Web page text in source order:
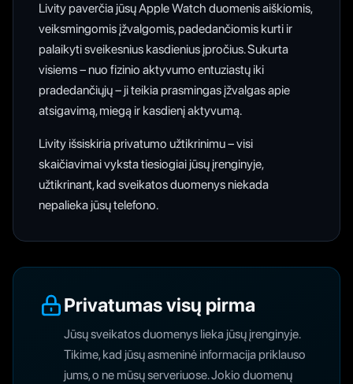
Livity paverčia jūsų Apple Watch duomenis aiškiomis,
veiksmingomis įžvalgomis, padedančiomis kurti ir
palaikyti sveikesnius kasdienius įpročius. Sukurta
visiems – nuo fizinio aktyvumo entuziastų iki
pradedančiųjų – ji teikia prasmingas įžvalgas apie
atsigavimą, miegą ir kasdienį aktyvumą.
Livity išsiskiria privatumo užtikrinimu – visi
skaičiavimai vyksta tiesiogiai jūsų įrenginyje,
užtikrinant, kad sveikatos duomenys niekada
nepalieka jūsų telefono.
Privatumas visų pirma
Jūsų sveikatos duomenys lieka jūsų įrenginyje.
Tikime, kad jūsų asmeninė informacija priklauso
jums, o ne mūsų serveriuose. Jokio duomenų